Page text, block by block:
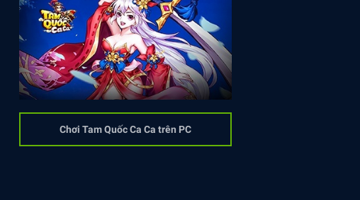
Chơi Tam Quốc Ca Ca trên PC